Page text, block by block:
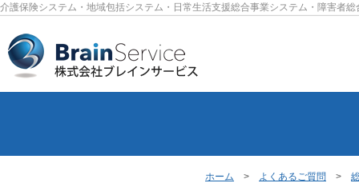
介護保険システム・地域包括システム・日常生活支援総合事業システム・障害者総
ホーム > よくあるご質問 >